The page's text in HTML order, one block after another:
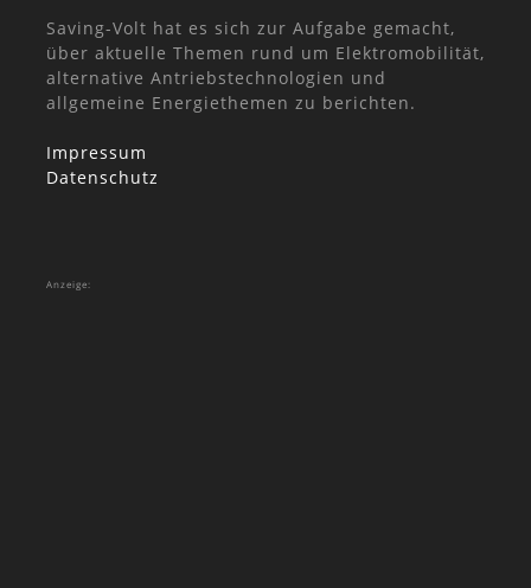
Saving-Volt hat es sich zur Aufgabe gemacht,
über aktuelle Themen rund um Elektromobilität,
alternative Antriebstechnologien und
allgemeine Energiethemen zu berichten.
Impressum
Datenschutz
Anzeige: